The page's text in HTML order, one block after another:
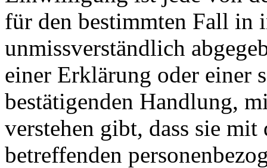
für den bestimmten Fall in
unmissverständlich
einer Erklärung oder einer
bestätigenden Handlung,
verstehen gibt, dass sie
betreffenden